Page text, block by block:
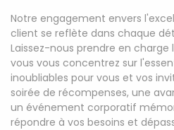
Notre engagement envers
client se reflète dans chaque
Laissez-nous prendre en
vous vous concentrez sur
inoubliables pour vous et vos
soirée de récompenses, une
un événement corporatif
répondre à vos besoins et